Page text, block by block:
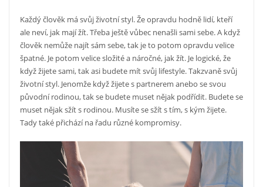
Každý člověk má svůj životní styl. Že opravdu hodně lidí, kteří
ale neví, jak mají žít. Třeba ještě vůbec nenašli sami sebe. A když
člověk nemůže najít sám sebe, tak je to potom opravdu velice
špatné. Je potom velice složité a náročné, jak žít. Je logické, že
když žijete sami, tak asi budete mít svůj lifestyle. Takzvaně svůj
životní styl. Jenomže když žijete s partnerem anebo se svou
původní rodinou, tak se budete muset nějak podřídit. Budete se
muset nějak sžít s rodinou. Musíte se sžít s tím, s kým žijete.
Tady také přichází na řadu různé kompromisy.